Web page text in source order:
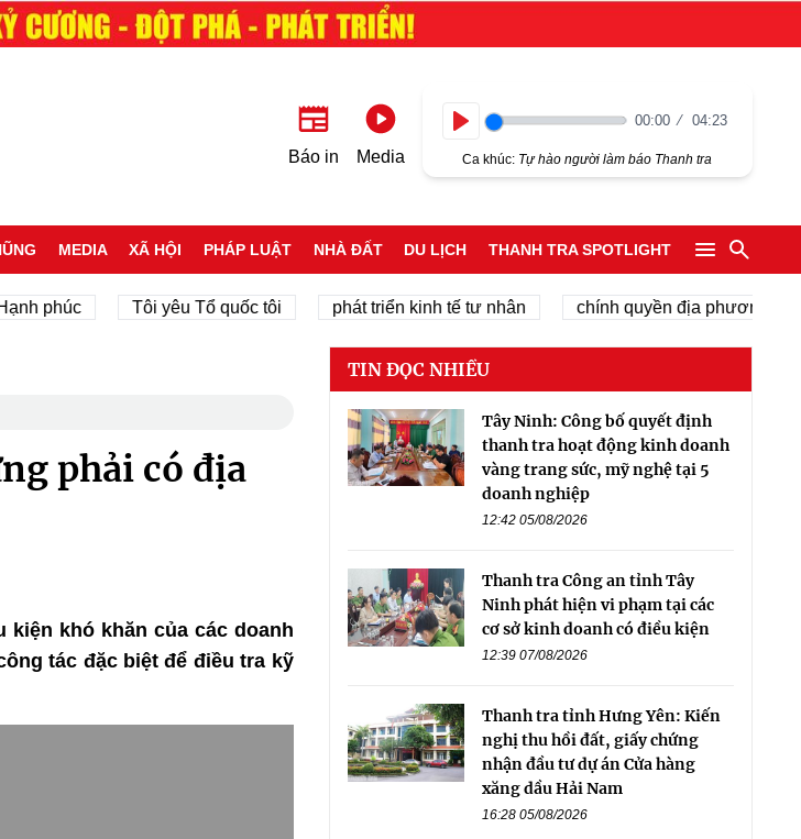
Báo in Media
00:00 04:23
Ca khúc: Tự hào người làm báo Thanh tra
MEDIA XÃ HỘI PHÁP LUẬT NHÀ ĐẤT DU LỊCH THANH TRA SPOTLIGHT
Tôi yêu Tổ quốc tôi phát triển kinh tế tư nhân chính quyền địa phương 2 cấp
phải có địa
khó khăn của các doanh
tác đặc biệt để điều tra kỹ
TIN ĐỌC NHIỀU
Tây Ninh: Công bố quyết định
thanh tra hoạt động kinh doanh
vàng trang sức, mỹ nghệ tại 5
doanh nghiệp
12:42 05/08/2026
Thanh tra Công an tỉnh Tây
Ninh phát hiện vi phạm tại các
cơ sở kinh doanh có điều kiện
12:39 07/08/2026
Thanh tra tỉnh Hưng Yên: Kiến
nghị thu hồi đất, giấy chứng
nhận đầu tư dự án Cửa hàng
xăng dầu Hải Nam
16:28 05/08/2026